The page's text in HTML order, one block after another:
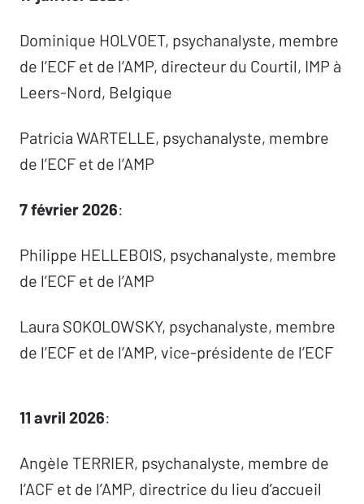
Dominique HOLVOET, psychanalyste, membre
de l’ECF et de l’AMP, directeur du Courtil, IMP à
Leers-Nord, Belgique
Patricia WARTELLE, psychanalyste, membre
de l’ECF et de l’AMP
7 février 2026:
Philippe HELLEBOIS, psychanalyste, membre
de l’ECF et de l’AMP
Laura SOKOLOWSKY, psychanalyste, membre
de l’ECF et de l’AMP, vice-présidente de l’ECF
11 avril 2026:
Angèle TERRIER, psychanalyste, membre de
l’ACF et de l’AMP, directrice du lieu d’accueil